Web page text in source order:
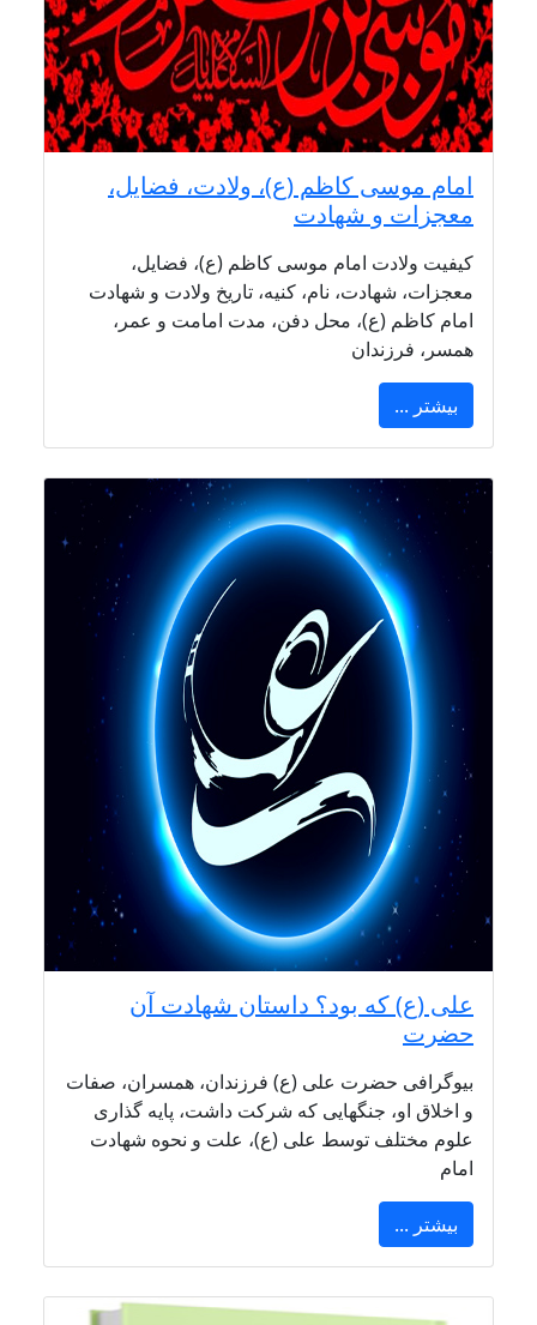
امام موسی کاظم (ع)، ولادت، فضایل،
معجزات و شهادت
کیفیت ولادت امام موسی کاظم (ع)، فضایل،
معجزات، شهادت، نام، کنیه، تاریخ ولادت و شهادت
امام کاظم (ع)، محل دفن، مدت امامت و عمر،
همسر، فرزندان
بیشتر ...
علی (ع) که بود؟ داستان شهادت آن
حضرت
بیوگرافی حضرت علی (ع) فرزندان، همسران، صفات
و اخلاق او، جنگهایی که شرکت داشت، پایه گذاری
علوم مختلف توسط علی (ع)، علت و نحوه شهادت
امام
بیشتر ...